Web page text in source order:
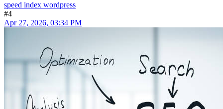
speed index wordpress
#4
Apr 27, 2026, 03:34 PM